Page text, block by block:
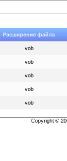
Расширение файла
vob
vob
vob
vob
vob
Copyright ©